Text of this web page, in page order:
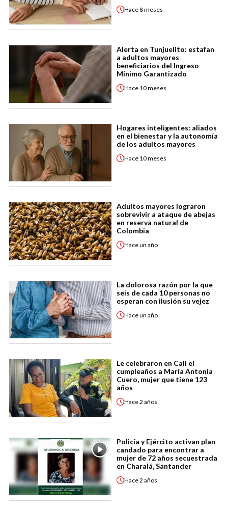
Hace8 meses
Alerta en Tunjuelito: estafan
a adultos mayores
beneficiarios del Ingreso
Mínimo Garantizado
Hace 10 meses
Hogares inteligentes: aliados
en el bienestar y la autonomía
de los adultos mayores
Hace 10 meses
Adultos mayores lograron
sobrevivir a ataque de abejas
en reserva natural de
Colombia
Haceun año
La dolorosa razón por la que
seis de cada 10 personas no
esperan con ilusión su vejez
Haceun año
Le celebraron en Cali el
cumpleaños a María Antonia
Cuero, mujer que tiene 123
años
Hace2 años
Policía y Ejército activan plan
candado para encontrar a
mujer de 72 años secuestrada
en Charalá, Santander
Hace2 años